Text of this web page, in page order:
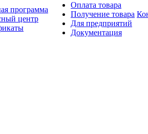
программа
центр
Оплата товара
Получение товара
Для предприятий
Документация